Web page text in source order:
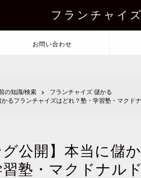
フランチャイ
お問い合わせ
の知識/検索
フランチャイズ 儲かる
かるフランチャイズはどれ？塾・学習塾・マクド
グ公開】本当に儲
塾・マクドナル